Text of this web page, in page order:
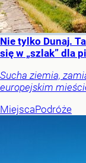
Nie tylko Dunaj.
się w „szlak” dla
Sucha ziemia,
europejskim
MiejscaPodróże